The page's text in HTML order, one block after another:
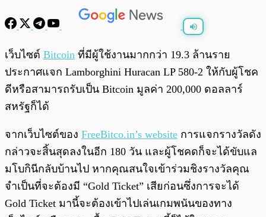
พร้อมเล่น
เว็บไซต์ Bitcoin ที่มีผู้ใช้งานมากกว่า 19.3 ล้านราย
ประกาศแจก Lamborghini Huracan LP 580-2 ให้กับผู้โชค
ดีหรือสามารถรับเป็น Bitcoin มูลค่า 200,000 ดอลลาร์
สหรัฐก็ได้
จากเว็บไซต์ของ FreeBitco.in’s website การแจกรางวัลดัง
กล่าวจะสิ้นสุดลงในอีก 180 วัน และผู้โชคดก็จะได้ขับแล
มโบกินีกลับบ้านไป หากคุณสนใจเข้าร่วมชิงรางวัลคุณ
จำเป็นที่จะต้องมี “Gold Ticket” เสียก่อนซึ่งการจะได้
Gold Ticket มานี้จะต้องเข้าไปเล่นเกมพนันของทาง